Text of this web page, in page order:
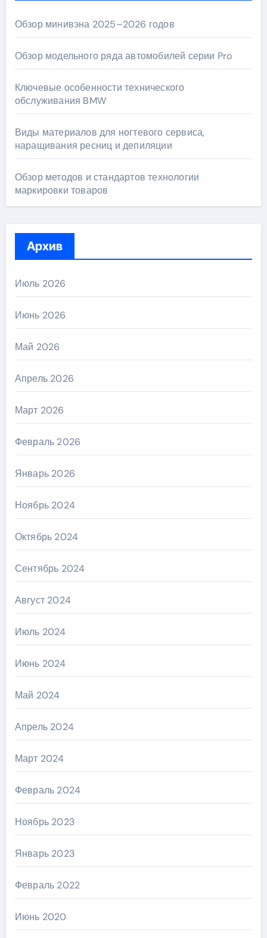
Обзор минивэна 2025–2026 годов
Обзор модельного ряда автомобилей серии Pro
Ключевые особенности технического
обслуживания BMW
Виды материалов для ногтевого сервиса,
наращивания ресниц и депиляции
Обзор методов и стандартов технологии
маркировки товаров
Архив
Июль 2026
Июнь 2026
Май 2026
Апрель 2026
Март 2026
Февраль 2026
Январь 2026
Ноябрь 2024
Октябрь 2024
Сентябрь 2024
Август 2024
Июль 2024
Июнь 2024
Май 2024
Апрель 2024
Март 2024
Февраль 2024
Ноябрь 2023
Январь 2023
Февраль 2022
Июнь 2020